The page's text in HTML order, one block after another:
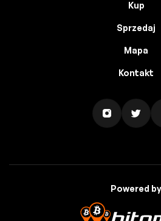
Kup
Sprzedaj
Mapa
Kontakt
Powered by